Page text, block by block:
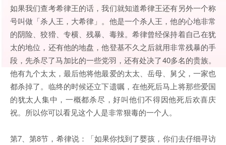
如果我们查考希律王的话，我们就知道希律王还有另外一个称
号叫做「杀人王，大希律」。他是一个杀人王，他的心地非常
的阴险、狡猾、专横、残暴、毒辣。希律曾经保持着自己在犹
太的地位，还有他的地盘，他登基不久之后就用非常残暴的手
段，先杀尽了马加比的一些党羽，还有处决了40多名的贵族。
他有九个太太，最后他将他最爱的太太、岳母、舅父，一家也
都杀掉了。临终的时候还立下遗嘱，在他死后马上将那些爱国
的犹太人集中，一概都杀尽，好叫他们不得因他死后欢喜庆
祝。所以你可以看见这个人是非常狠毒的一个人。
第7、第8节，希律说：「如果你找到了婴孩，你们去仔细寻访